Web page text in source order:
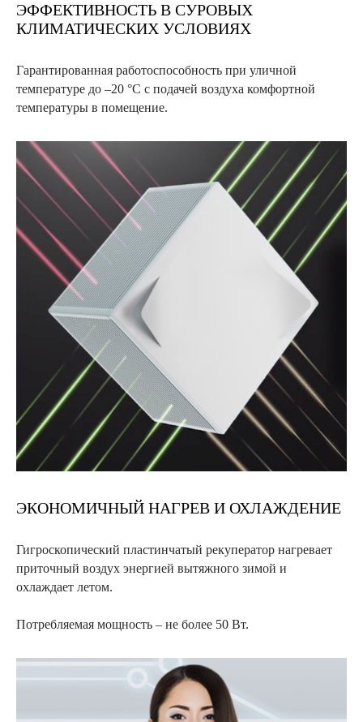
ЭФФЕКТИВНОСТЬ В СУРОВЫХ
КЛИМАТИЧЕСКИХ УСЛОВИЯХ
Гарантированная работоспособность при уличной
температуре до –20 °С с подачей воздуха комфортной
температуры в помещение.
ЭКОНОМИЧНЫЙ НАГРЕВ И ОХЛАЖДЕНИЕ
Гигроскопический пластинчатый рекуператор нагревает
приточный воздух энергией вытяжного зимой и
охлаждает летом.
Потребляемая мощность – не более 50 Вт.